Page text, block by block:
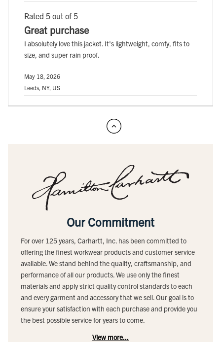
Rated 5 out of 5
Great purchase
I absolutely love this jacket. It's lightweight, comfy, fits to
size, and super rain proof.
May 18, 2026
Leeds, NY, US
Our Commitment
For over 125 years, Carhartt, Inc. has been committed to
offering the finest workwear products and customer service
available. We stand behind the quality, craftsmanship, and
performance of all our products. We use only the finest
materials and apply strict quality control standards to each
and every garment and accessory that we sell. Our goal is to
ensure your satisfaction with each purchase and provide you
the best possible service for years to come.
View more...